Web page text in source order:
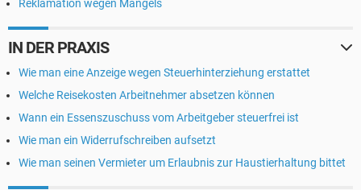
Reklamation wegen Mangels
IN DER PRAXIS
Wie man eine Anzeige wegen Steuerhinterziehung erstattet
Welche Reisekosten Arbeitnehmer absetzen können
Wann ein Essenszuschuss vom Arbeitgeber steuerfrei ist
Wie man ein Widerrufschreiben aufsetzt
Wie man seinen Vermieter um Erlaubnis zur Haustierhaltung bittet